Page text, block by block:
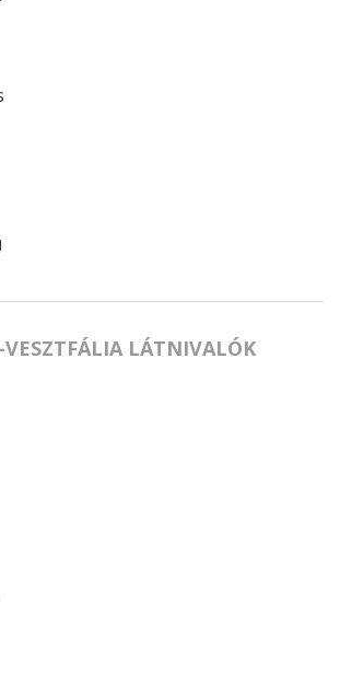
VESZTFÁLIA LÁTNIVALÓK